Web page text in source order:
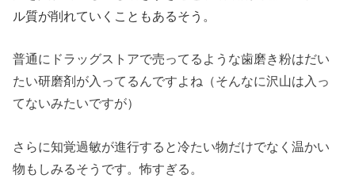
ル質が削れていくこともあるそう。
普通にドラッグストアで売ってるような歯磨き粉はだい
たい研磨剤が入ってるんですよね（そんなに沢山は入っ
てないみたいですが）
さらに知覚過敏が進行すると冷たい物だけでなく温かい
物もしみるそうです。怖すぎる。